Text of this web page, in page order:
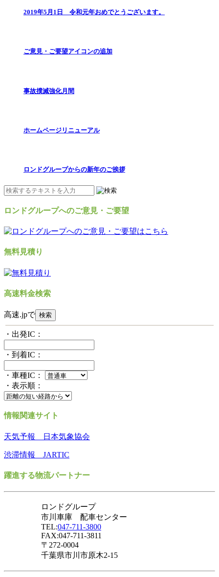
2019年5月1日 令和元年おめでとうございます。
ご意見・ご要望アイコンの追加
事故撲滅強化月間
ホームページリニューアル
ロンドグループからの新年のご挨拶
ロンドグループへのご意見・ご要望
無料見積り
高速料金検索
高速.jpで
・出発IC：
・到着IC：
・車種IC：
・表示順：
情報関連サイト
天気予報 日本気象協会
渋滞情報 JARTIC
躍進する物流パートナー
ロンドグループ
市川車庫 配車センター
TEL:047-711-3800
FAX:047-711-3811
〒272-0004
千葉県市川市原木2-15